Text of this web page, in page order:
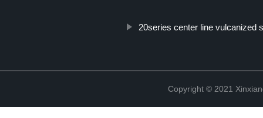
20series center line vulcanized
Copyright © 2021